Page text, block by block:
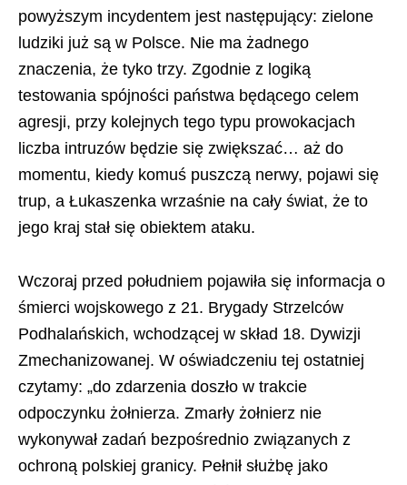
powyższym incydentem jest następujący: zielone
ludziki już są w Polsce. Nie ma żadnego
znaczenia, że tyko trzy. Zgodnie z logiką
testowania spójności państwa będącego celem
agresji, przy kolejnych tego typu prowokacjach
liczba intruzów będzie się zwiększać… aż do
momentu, kiedy komuś puszczą nerwy, pojawi się
trup, a Łukaszenka wrzaśnie na cały świat, że to
jego kraj stał się obiektem ataku.
Wczoraj przed południem pojawiła się informacja o
śmierci wojskowego z 21. Brygady Strzelców
Podhalańskich, wchodzącej w skład 18. Dywizji
Zmechanizowanej. W oświadczeniu tej ostatniej
czytamy: „do zdarzenia doszło w trakcie
odpoczynku żołnierza. Zmarły żołnierz nie
wykonywał zadań bezpośrednio związanych z
ochroną polskiej granicy. Pełnił służbę jako